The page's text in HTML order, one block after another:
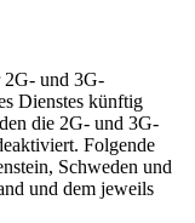
2G- und 3G-
Dienstes künftig
die 2G- und 3G-
Folgende
Schweden und
und dem jeweils